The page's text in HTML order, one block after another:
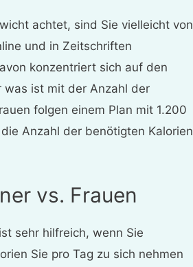
achtet, sind Sie vielleicht von
und in Zeitschriften
konzentriert sich auf den
was ist mit der Anzahl der
folgen einem Plan mit 1.200
Anzahl der benötigten Kalorien
vs. Frauen
sehr hilfreich, wenn Sie
Sie pro Tag zu sich nehmen